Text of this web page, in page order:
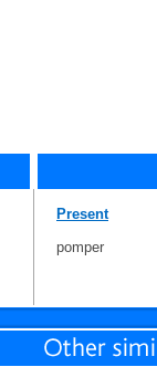
Present
pomper